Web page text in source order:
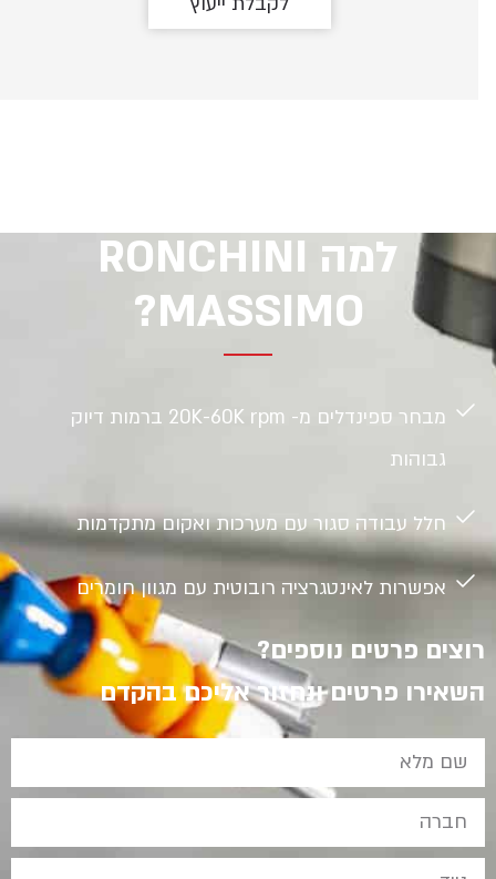
למה RONCHINI
MASSIMO?
מבחר ספינדלים מ- 20K-60K rpm ברמות דיוק
גבוהות
חלל עבודה סגור עם מערכות ואקום מתקדמות
אפשרות לאינטגרציה רובוטית עם מגוון חומרים
רוצים פרטים נוספים?
השאירו פרטים ונחזור אליכם בהקדם